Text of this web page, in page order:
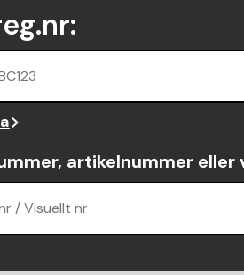
:
artikelnummer
/ Visuellt nr